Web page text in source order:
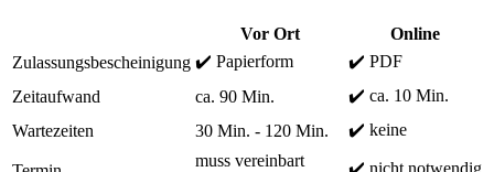
Vor Ort
Online
Zulassungsbescheinigung ✔️ Papierform
✔️ PDF
Zeitaufwand
ca. 90 Min.
✔️ ca. 10 Min.
Wartezeiten
30 Min. - 120 Min. ✔️ keine
muss vereinbart